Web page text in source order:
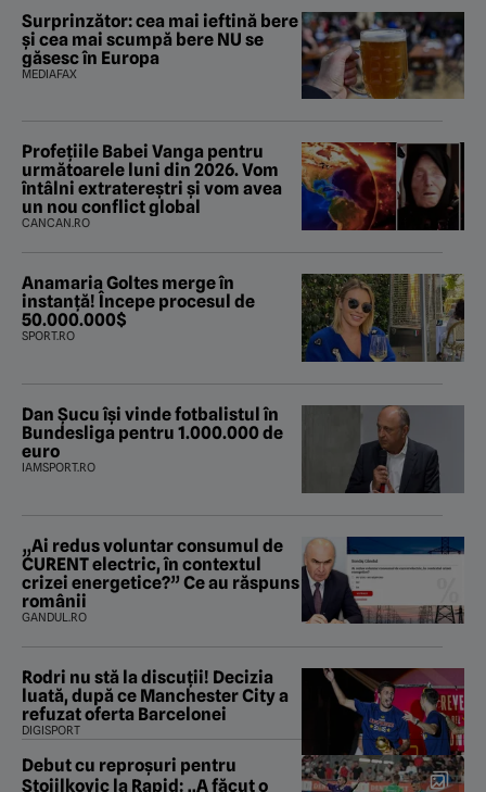
Surprinzător: cea mai ieftină bere
și cea mai scumpă bere NU se
găsesc în Europa
MEDIAFAX
Profețiile Babei Vanga pentru
următoarele luni din 2026. Vom
întâlni extratereștri și vom avea
un nou conflict global
CANCAN.RO
Anamaria Goltes merge în
instanță! Începe procesul de
50.000.000$
SPORT.RO
Dan Șucu își vinde fotbalistul în
Bundesliga pentru 1.000.000 de
euro
IAMSPORT.RO
„Ai redus voluntar consumul de
CURENT electric, în contextul
crizei energetice?” Ce au răspuns
românii
GANDUL.RO
Rodri nu stă la discuții! Decizia
luată, după ce Manchester City a
refuzat oferta Barcelonei
DIGISPORT
Debut cu reproșuri pentru
Stojilkovic la Rapid: „A făcut o